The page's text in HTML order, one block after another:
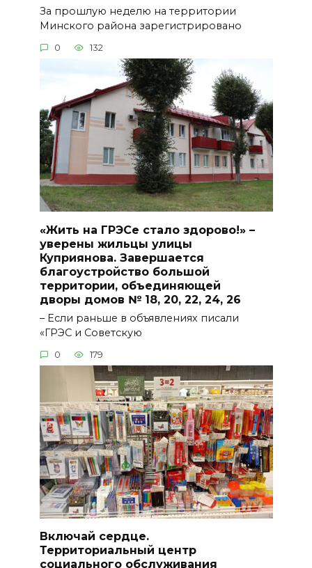
За прошлую неделю на территории
Минского района зарегистрировано
0 132
«Жить на ГРЭСе стало здорово!» –
уверены жильцы улицы
Куприянова. Завершается
благоустройство большой
территории, объединяющей
дворы домов № 18, 20, 22, 24, 26
– Если раньше в объявлениях писали
«ГРЭС и Советскую
0 179
Включай сердце.
Территориальный центр
социального обслуживания